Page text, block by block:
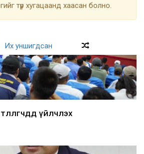
түр хугацаанд хаасан болно.
Их уншигдсан
үйлчлэх